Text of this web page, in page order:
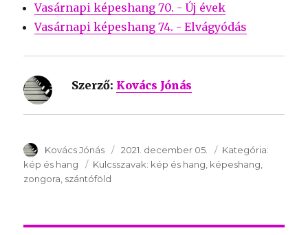
Vasárnapi képeshang 70. - Új évek
Vasárnapi képeshang 74. - Elvágyódás
Szerző: Kovács Jónás
SzerzÅ
Kovács Jónás Közzétéve:
2021. december 05. Kategória:
kép és hang
Kulcsszavak: Kulcsszavak:
kép és hang képeshang
zongora szántóföld